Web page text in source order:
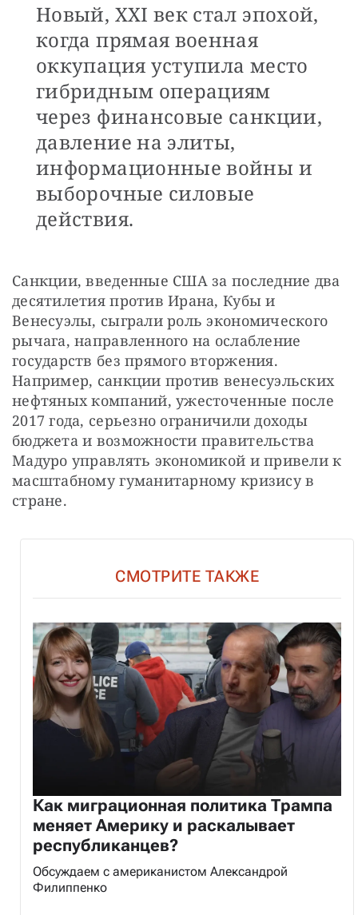
Новый, XXI век стал эпохой,
когда прямая военная
оккупация уступила место
гибридным операциям
через финансовые санкции,
давление на элиты,
информационные войны и
выборочные силовые
действия.
Санкции, введенные США за последние два
десятилетия против Ирана, Кубы и
Венесуэлы, сыграли роль экономического
рычага, направленного на ослабление
государств без прямого вторжения.
Например, санкции против венесуэльских
нефтяных компаний, ужесточенные после
2017 года, серьезно ограничили доходы
бюджета и возможности правительства
Мадуро управлять экономикой и привели к
масштабному гуманитарному кризису в
стране.
СМОТРИТЕ ТАКЖЕ
Как миграционная политика Трампа
меняет Америку и раскалывает
республиканцев?
Обсуждаем с американистом Александрой
Филиппенко